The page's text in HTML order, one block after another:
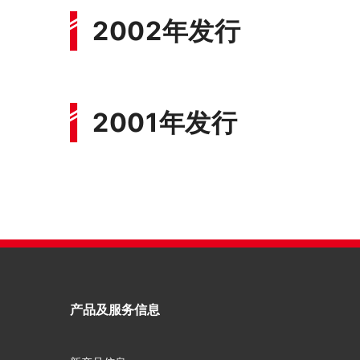
2002年发行
2001年发行
产品及服务信息